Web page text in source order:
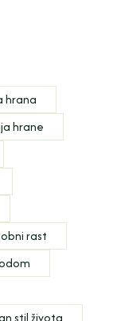
hrana
hrane
rast
stil života